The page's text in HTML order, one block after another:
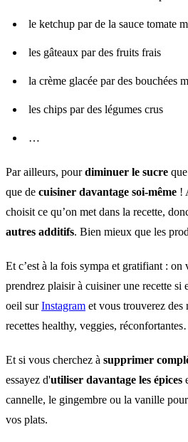
le ketchup par de la sauce tomate
les gâteaux par des fruits frais
la crème glacée par des bouchées
les chips par des légumes crus
…
Par ailleurs, pourdiminuer le sucre
que de cuisiner davantage soi-même !
choisit ce qu’on met dans la recette,
autres additifs. Bien mieux que les
Et c’est à la fois sympa et gratifiant : on
prendrez plaisir à cuisiner une recette si
oeil surInstagram et vous trouverez des
recettes healthy, veggies,
Et si vous cherchez à supprimer
essayez d'utiliser davantage les épices
cannelle, le gingembre ou la vanille
vos plats.